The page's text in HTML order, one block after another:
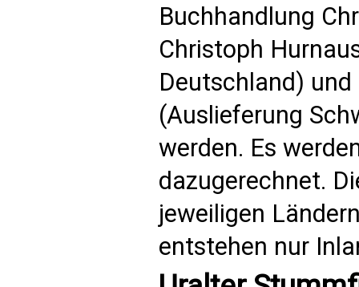
Buchhandlung
Christoph
Deutschland)
(Auslieferung
werden. Es
dazugerechnet.
jeweiligen
entstehen nur